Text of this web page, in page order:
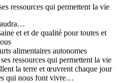
ressources qui permettent la vie
et et de qualité pour toutes et
alimentaires autonomes
ressources qui permettent la vie
la terre et œuvrent chaque jour
qui nous font vivre…